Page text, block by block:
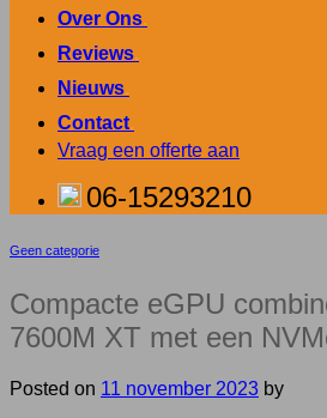
Over Ons
Reviews
Nieuws
Contact
Vraag een offerte aan
06-15293210
Geen categorie
Compacte eGPU
7600M XT met een
Posted on 11 november 2023 by